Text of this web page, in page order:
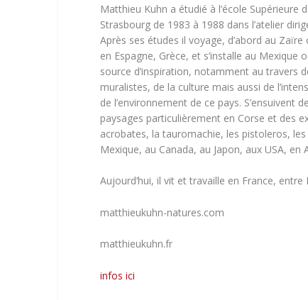
Matthieu Kuhn a étudié à l’école Supérieure
Strasbourg de 1983 à 1988 dans l’atelier
Après ses études il voyage, d’abord au
en Espagne, Grèce, et s’installe au Mexique
source d’inspiration, notamment au travers
muralistes, de la culture mais aussi de
de l’environnement de ce pays. S’ensuivent
paysages particulièrement en Corse et des
acrobates, la tauromachie, les pistoleros,
Mexique, au Canada, au Japon, aux USA, en
Aujourd’hui, il vit et travaille en France, entre
matthieukuhn-natures.com
matthieukuhn.fr
infos ici